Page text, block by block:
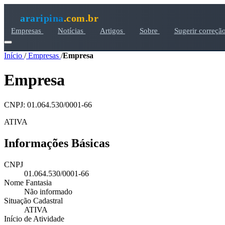
araripina.com.br
Empresas Notícias Artigos Sobre Sugerir
Início /Empresas /Empresa
Empresa
CNPJ: 01.064.530/0001-66
ATIVA
Informações Básicas
CNPJ
01.064.530/0001-66
Nome Fantasia
Não informado
Situação Cadastral
ATIVA
Início de Atividade